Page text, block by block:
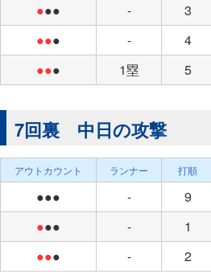
●●● - 3
●●● - 4
●●● 1塁 5
7回裏 中日の攻撃
アウトカウント ランナー 打順
●●● - 9
●●● - 1
●●● - 2